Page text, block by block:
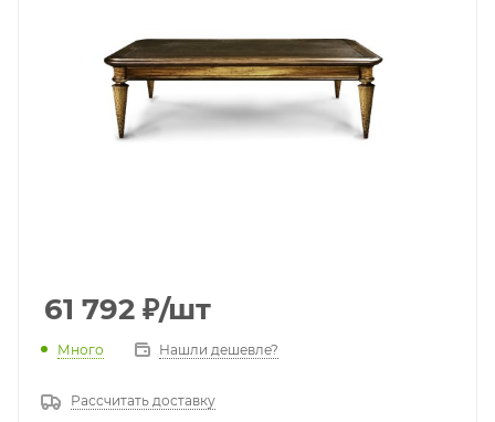
61 792 ₽/шт
Много Нашли дешевле?
Рассчитать доставку